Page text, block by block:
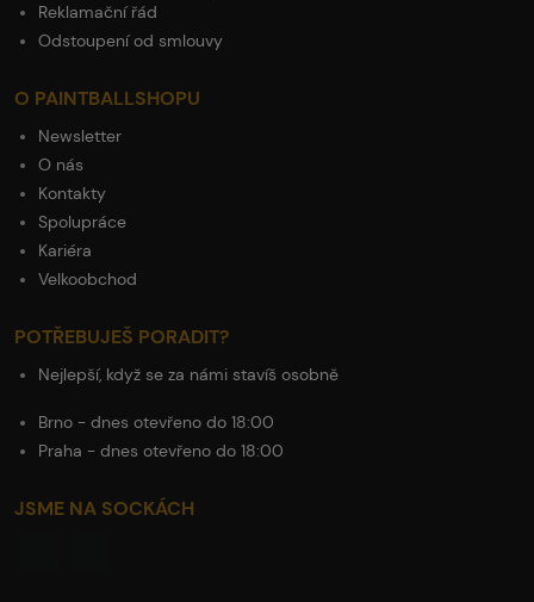
Reklamační řád
Odstoupení od smlouvy
O PAINTBALLSHOPU
Newsletter
O nás
Kontakty
Spolupráce
Kariéra
Velkoobchod
POTŘEBUJEŠ PORADIT?
Nejlepší, když se za námi stavíš osobně
Brno - dnes otevřeno do 18:00
Praha - dnes otevřeno do 18:00
JSME NA SOCKÁCH